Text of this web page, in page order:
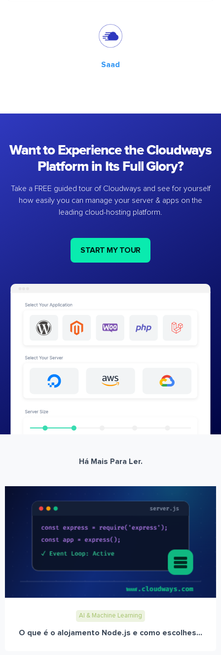
Saad
Want to Experience the Cloudways
Platform in Its Full Glory?
Take a FREE guided tour of Cloudways and see for yourself
how easily you can manage your server & apps on the
leading cloud-hosting platform.
START MY TOUR
Há Mais Para Ler.
AI & Machine Learning
O que é o alojamento Node.js e como escolhes...